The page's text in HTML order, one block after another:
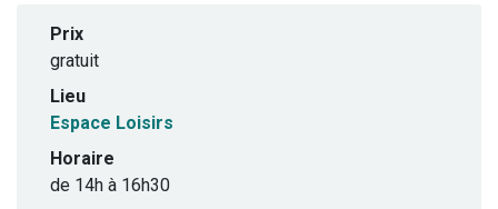
Prix
gratuit
Lieu
Espace Loisirs
Horaire
de 14h à 16h30